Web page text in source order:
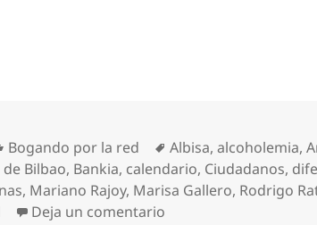
Categorías
Bogando por la red Etiquetas
Albisa,alcoholemia,
Bilbao, Bankia, calendario, Ciudadanos,
, Mariano Rajoy, Marisa Gallero, Rodrigo
Deja un comentario